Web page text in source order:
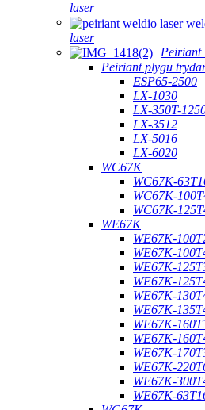
laser
laser
Peiriant
Peiriant plygu
ESP65-2500
LX-1030
LX-350T-
LX-3512
LX-5016
LX-6020
WC67K
WC67K-
WC67K-
WC67K-
WE67K
WE67K-
WE67K-
WE67K-
WE67K-
WE67K-
WE67K-
WE67K-
WE67K-
WE67K-
WE67K-
WE67K-
WE67K-